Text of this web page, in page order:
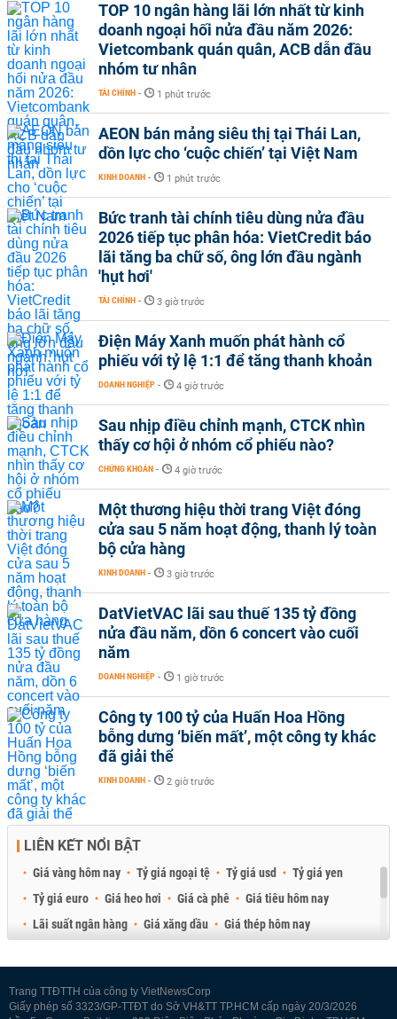
TOP 10 ngân hàng lãi lớn nhất từ kinh
doanh ngoại hối nửa đầu năm 2026:
Vietcombank quán quân, ACB dẫn đầu
nhóm tư nhân
TÀI CHÍNH - 1 phút trước
AEON bán mảng siêu thị tại Thái Lan,
dồn lực cho ‘cuộc chiến’ tại Việt Nam
KINH DOANH - 1 phút trước
Bức tranh tài chính tiêu dùng nửa đầu
2026 tiếp tục phân hóa: VietCredit báo
lãi tăng ba chữ số, ông lớn đầu ngành
'hụt hơi'
TÀI CHÍNH - 3 giờ trước
Điện Máy Xanh muốn phát hành cổ
phiếu với tỷ lệ 1:1 để tăng thanh khoản
DOANH NGHIỆP - 4 giờ trước
Sau nhịp điều chỉnh mạnh, CTCK nhìn
thấy cơ hội ở nhóm cổ phiếu nào?
CHỨNG KHOÁN - 4 giờ trước
Một thương hiệu thời trang Việt đóng
cửa sau 5 năm hoạt động, thanh lý toàn
bộ cửa hàng
KINH DOANH - 3 giờ trước
DatVietVAC lãi sau thuế 135 tỷ đồng
nửa đầu năm, dồn 6 concert vào cuối
năm
DOANH NGHIỆP - 1 giờ trước
Công ty 100 tỷ của Huấn Hoa Hồng
bỗng dưng ‘biến mất’, một công ty khác
đã giải thể
KINH DOANH - 2 giờ trước
LIÊN KẾT NỔI BẬT
Giá vàng hôm nay Tỷ giá ngoại tệ Tỷ giá usd
Tỷ giá yen
Tỷ giá euro
Giá heo hơi Giá cà phê
Giá tiêu hôm nay
Lãi suất ngân hàng
Giá xăng dầu
Giá thép hôm nay
Trang TTĐTTH của công ty VietNewsCorp
Giấy phép số 3323/GP-TTĐT do Sở VH&TT TP.HCM cấp ngày 20/3/2026